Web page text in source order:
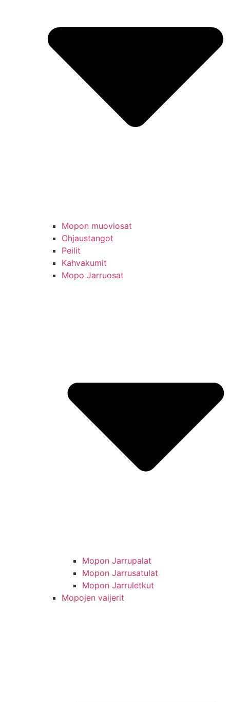
Mopon muoviosat
Ohjaustangot
Peilit
Kahvakumit
Mopo Jarruosat
Mopon Jarrupalat
Mopon Jarrusatulat
Mopon Jarruletkut
Mopojen vaijerit